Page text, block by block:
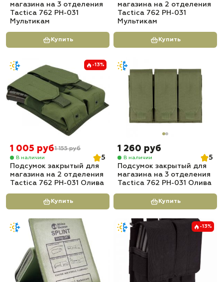
магазина на 3 отделения
Tactica 762 PH-031
Мультикам
Купить
магазина на 2 отделения
Tactica 762 PH-031
Мультикам
Купить
-13%
1 005 руб1 155 руб
В наличии
5
Подсумок закрытый для
магазина на 2 отделения
Tactica 762 PH-031 Олива
Купить
1 260 руб
В наличии
5
Подсумок закрытый для
магазина на 3 отделения
Tactica 762 PH-031 Олива
Купить
-13%